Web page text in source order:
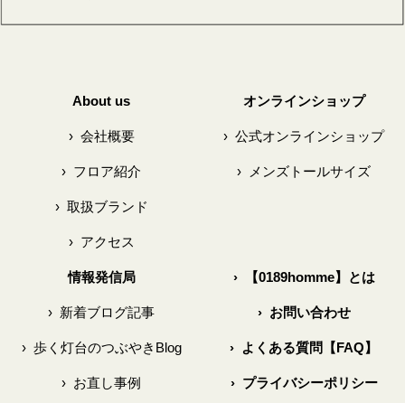
About us
›会社概要
› フロア紹介
›取扱ブランド
›アクセス
オンラインショップ
› 公式オンラインショップ
› メンズトールサイズ
情報発信局
› 新着ブログ記事
›歩く灯台のつぶやきBlog
› お直し事例
›【0189homme】とは
›お問い合わせ
› よくある質問【FAQ】
›プライバシーポリシー